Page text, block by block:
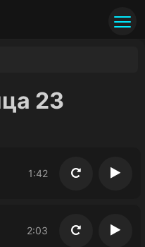
23
1:42 Повторить
2:03 Повторить